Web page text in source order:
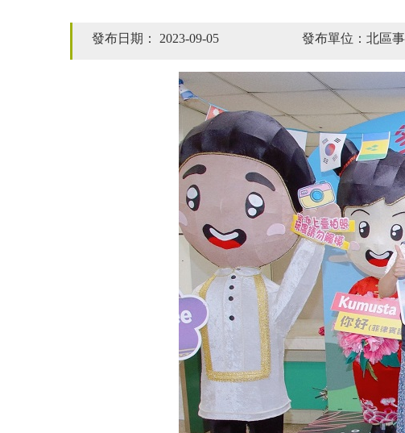
發布日期： 2023-09-05 發布單位：北區